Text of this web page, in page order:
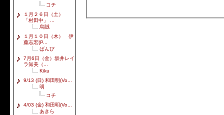
コチ
１月２６日（土）
「村田中」 ...
烏賊
１月１０日（木） 伊
藤志宏(P...
ばんび
7月6日（金）坂井レイ
ラ知美（...
Kiku
9/13 (日) 和田明(Vo...
明
コチ
4/03 (金) 和田明(Vo...
あきら